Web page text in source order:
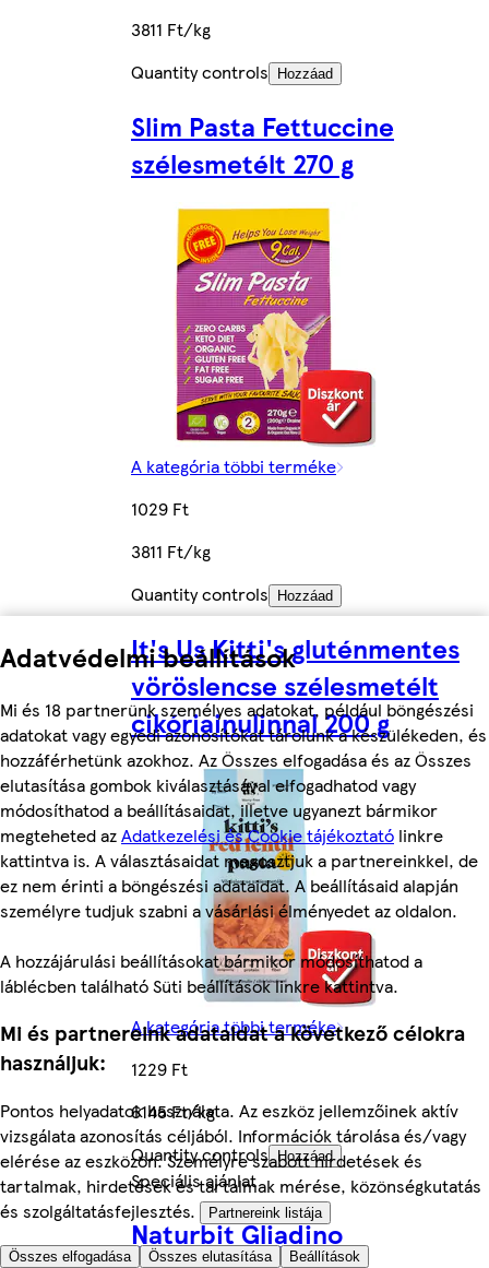
Adatvédelmi beállítások
Mi és 18 partnerünk személyes adatokat, például böngészési
adatokat vagy egyedi azonosítókat tárolunk a készülékeden, és
hozzáférhetünk azokhoz. Az Összes elfogadása és az Összes
elutasítása gombok kiválasztásával elfogadhatod vagy
módosíthatod a beállításaidat, illetve ugyanezt bármikor
megteheted azAdatkezelési és Cookie tájékoztató linkre
kattintva is. A választásaidat megosztjuk a partnereinkkel, de
ez nem érinti a böngészési adataidat. A beállításaid alapján
személyre tudjuk szabni a vásárlási élményedet az oldalon.
A hozzájárulási beállításokat bármikor módosíthatod a
láblécben található Süti beállítások linkre kattintva.
Mi és partnereink adataidat a következő célokra
használjuk:
Pontos helyadatok használata. Az eszköz jellemzőinek aktív
vizsgálata azonosítás céljából. Információk tárolása és/vagy
elérése az eszközön. Személyre szabott hirdetések és
tartalmak, hirdetések és tartalmak mérése, közönségkutatás
és szolgáltatásfejlesztés.
Partnereink listája
Összes elfogadása Összes elutasítása Beállítások
3811 Ft/kg
Quantity controls
Hozzáad
Slim Pasta Fettuccine
szélesmetélt 270 g
A kategória többi terméke
1029 Ft
3811 Ft/kg
Quantity controls
Hozzáad
It's Us Kitti's gluténmentes
vöröslencse szélesmetélt
cikóriainulinnal 200 g
A kategória többi terméke
1229 Ft
6145 Ft/kg
Quantity controls
Hozzáad
Speciális ajánlat
Naturbit Gliadino